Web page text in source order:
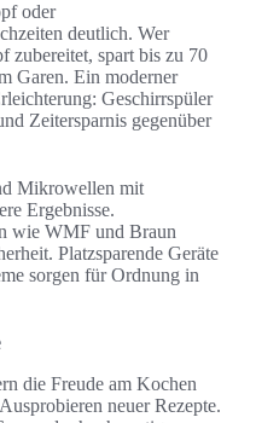
oder
deutlich. Wer
zubereitet, spart bis zu 70
Garen. Ein moderner
Geschirrspüler
Zeitersparnis gegenüber
Mikrowellen mit
Ergebnisse.
wie WMF und Braun
Platzsparende Geräte
sorgen für Ordnung in
die Freude am Kochen
neuer Rezepte.